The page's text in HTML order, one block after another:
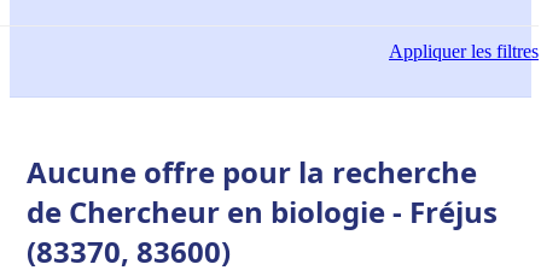
Appliquerles filtres
Aucune offre pour la recherche
de Chercheur en biologie - Fréjus
(83370, 83600)